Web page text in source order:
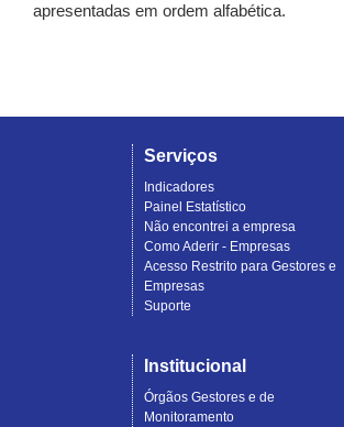
apresentadas em ordem alfabética.
Serviços
Indicadores
Painel Estatístico
Não encontrei a empresa
Como Aderir - Empresas
Acesso Restrito para Gestores e
Empresas
Suporte
Institucional
Órgãos Gestores e de
Monitoramento